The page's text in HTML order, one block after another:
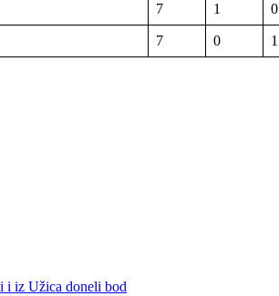
7 1 0
7 0 1
i iz Užica doneli bod